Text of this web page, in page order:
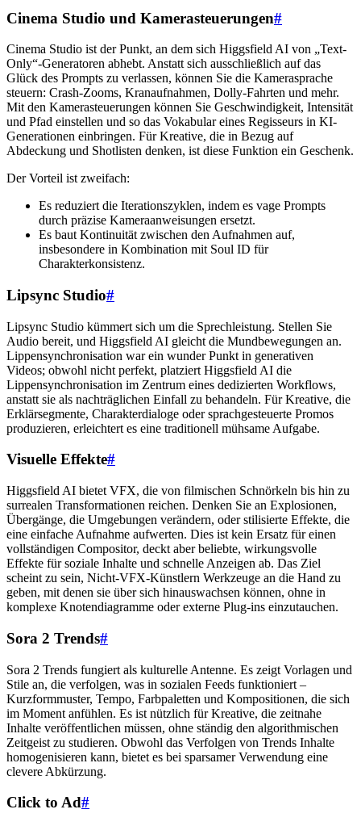
Cinema Studio und Kamerasteuerungen#
Cinema Studio ist der Punkt, an dem sich Higgsfield AI von „Text-
Only“-Generatoren abhebt. Anstatt sich ausschließlich auf das
Glück des Prompts zu verlassen, können Sie die Kamerasprache
steuern: Crash-Zooms, Kranaufnahmen, Dolly-Fahrten und mehr.
Mit den Kamerasteuerungen können Sie Geschwindigkeit, Intensität
und Pfad einstellen und so das Vokabular eines Regisseurs in KI-
Generationen einbringen. Für Kreative, die in Bezug auf
Abdeckung und Shotlisten denken, ist diese Funktion ein Geschenk.
Der Vorteil ist zweifach:
Es reduziert die Iterationszyklen, indem es vage Prompts
durch präzise Kameraanweisungen ersetzt.
Es baut Kontinuität zwischen den Aufnahmen auf,
insbesondere in Kombination mit Soul ID für
Charakterkonsistenz.
Lipsync Studio#
Lipsync Studio kümmert sich um die Sprechleistung. Stellen Sie
Audio bereit, und Higgsfield AI gleicht die Mundbewegungen an.
Lippensynchronisation war ein wunder Punkt in generativen
Videos; obwohl nicht perfekt, platziert Higgsfield AI die
Lippensynchronisation im Zentrum eines dedizierten Workflows,
anstatt sie als nachträglichen Einfall zu behandeln. Für Kreative, die
Erklärsegmente, Charakterdialoge oder sprachgesteuerte Promos
produzieren, erleichtert es eine traditionell mühsame Aufgabe.
Visuelle Effekte#
Higgsfield AI bietet VFX, die von filmischen Schnörkeln bis hin zu
surrealen Transformationen reichen. Denken Sie an Explosionen,
Übergänge, die Umgebungen verändern, oder stilisierte Effekte, die
eine einfache Aufnahme aufwerten. Dies ist kein Ersatz für einen
vollständigen Compositor, deckt aber beliebte, wirkungsvolle
Effekte für soziale Inhalte und schnelle Anzeigen ab. Das Ziel
scheint zu sein, Nicht-VFX-Künstlern Werkzeuge an die Hand zu
geben, mit denen sie über sich hinauswachsen können, ohne in
komplexe Knotendiagramme oder externe Plug-ins einzutauchen.
Sora 2 Trends#
Sora 2 Trends fungiert als kulturelle Antenne. Es zeigt Vorlagen und
Stile an, die verfolgen, was in sozialen Feeds funktioniert –
Kurzformmuster, Tempo, Farbpaletten und Kompositionen, die sich
im Moment anfühlen. Es ist nützlich für Kreative, die zeitnahe
Inhalte veröffentlichen müssen, ohne ständig den algorithmischen
Zeitgeist zu studieren. Obwohl das Verfolgen von Trends Inhalte
homogenisieren kann, bietet es bei sparsamer Verwendung eine
clevere Abkürzung.
Click to Ad#